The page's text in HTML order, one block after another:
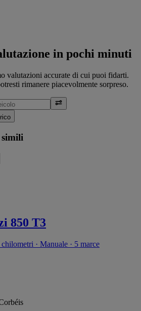
in pochi minuti
valutazioni accurate di cui puoi fidarti.
rimanere piacevolmente sorpreso.
850 T3
· Manuale · 5 marce